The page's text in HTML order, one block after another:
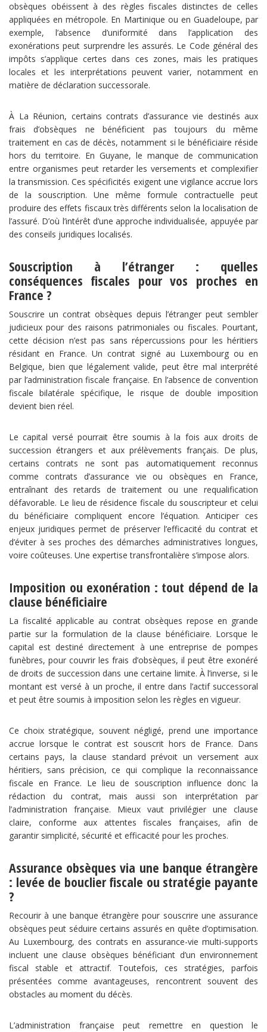
obsèques obéissent à des règles fiscales distinctes de celles
appliquées en métropole. En Martinique ou en Guadeloupe, par
exemple, l’absence d’uniformité dans l’application des
exonérations peut surprendre les assurés. Le Code général des
impôts s’applique certes dans ces zones, mais les pratiques
locales et les interprétations peuvent varier, notamment en
matière de déclaration successorale.
À La Réunion, certains contrats d’assurance vie destinés aux
frais d’obsèques ne bénéficient pas toujours du même
traitement en cas de décès, notamment si le bénéficiaire réside
hors du territoire. En Guyane, le manque de communication
entre organismes peut retarder les versements et complexifier
la transmission. Ces spécificités exigent une vigilance accrue lors
de la souscription. Une même formule contractuelle peut
produire des effets fiscaux très différents selon la localisation de
l’assuré. D’où l’intérêt d’une approche individualisée, appuyée par
des conseils juridiques localisés.
Souscription à l’étranger : quelles
conséquences fiscales pour vos proches en
France ?
Souscrire un contrat obsèques depuis l’étranger peut sembler
judicieux pour des raisons patrimoniales ou fiscales. Pourtant,
cette décision n’est pas sans répercussions pour les héritiers
résidant en France. Un contrat signé au Luxembourg ou en
Belgique, bien que légalement valide, peut être mal interprété
par l’administration fiscale française. En l’absence de convention
fiscale bilatérale spécifique, le risque de double imposition
devient bien réel.
Le capital versé pourrait être soumis à la fois aux droits de
succession étrangers et aux prélèvements français. De plus,
certains contrats ne sont pas automatiquement reconnus
comme contrats d’assurance vie ou obsèques en France,
entraînant des retards de traitement ou une requalification
défavorable. Le lieu de résidence fiscale du souscripteur et celui
du bénéficiaire compliquent encore l’équation. Anticiper ces
enjeux juridiques permet de préserver l’efficacité du contrat et
d’éviter à ses proches des démarches administratives longues,
voire coûteuses. Une expertise transfrontalière s’impose alors.
Imposition ou exonération : tout dépend de la
clause bénéficiaire
La fiscalité applicable au contrat obsèques repose en grande
partie sur la formulation de la clause bénéficiaire. Lorsque le
capital est destiné directement à une entreprise de pompes
funèbres, pour couvrir les frais d’obsèques, il peut être exonéré
de droits de succession dans une certaine limite. À l’inverse, si le
montant est versé à un proche, il entre dans l’actif successoral
et peut être soumis à imposition selon les règles en vigueur.
Ce choix stratégique, souvent négligé, prend une importance
accrue lorsque le contrat est souscrit hors de France. Dans
certains pays, la clause standard prévoit un versement aux
héritiers, sans précision, ce qui complique la reconnaissance
fiscale en France. Le lieu de souscription influence donc la
rédaction du contrat, mais aussi son interprétation par
l’administration française. Mieux vaut privilégier une clause
claire, conforme aux attentes fiscales françaises, afin de
garantir simplicité, sécurité et efficacité pour les proches.
Assurance obsèques via une banque étrangère
: levée de bouclier fiscale ou stratégie payante
?
Recourir à une banque étrangère pour souscrire une assurance
obsèques peut séduire certains assurés en quête d’optimisation.
Au Luxembourg, des contrats en assurance-vie multi-supports
incluent une clause obsèques bénéficiant d’un environnement
fiscal stable et attractif. Toutefois, ces stratégies, parfois
présentées comme avantageuses, rencontrent souvent des
obstacles au moment du décès.
L’administration française peut remettre en question le